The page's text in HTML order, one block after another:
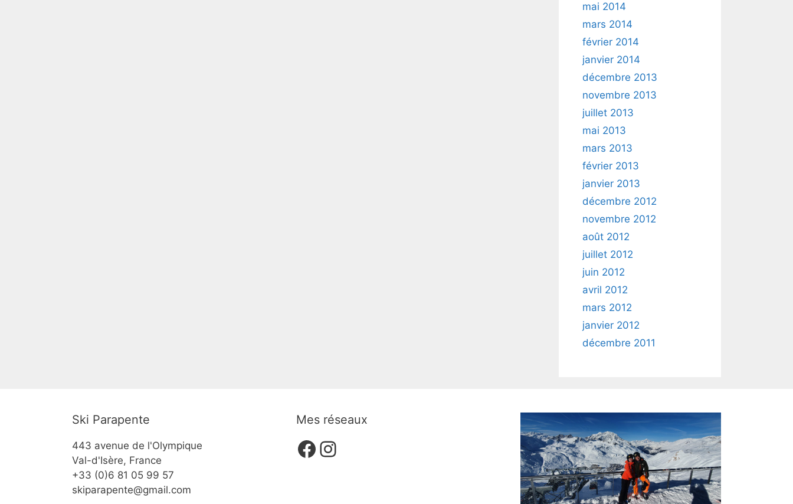
mai 2014
mars 2014
février 2014
janvier 2014
décembre 2013
novembre 2013
juillet 2013
mai 2013
mars 2013
février 2013
janvier 2013
décembre 2012
novembre 2012
août 2012
juillet 2012
juin 2012
avril 2012
mars 2012
janvier 2012
décembre 2011
Ski Parapente
443 avenue de l'Olympique
Val-d'Isère, France
+33 (0)6 81 05 99 57
skiparapente@gmail.com
Mes réseaux
Facebook
Instagram